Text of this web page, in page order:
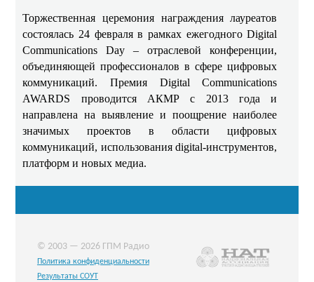
Торжественная церемония награждения лауреатов
состоялась 24 февраля в рамках ежегодного Digital
Communications Day – отраслевой конференции,
объединяющей профессионалов в сфере цифровых
коммуникаций. Премия Digital Communications
AWARDS проводится АКМР с 2013 года и
направлена на выявление и поощрение наиболее
значимых проектов в области цифровых
коммуникаций, использования digital-инструментов,
платформ и новых медиа.
© 2003 — 2026 ГПМ Радио
Политика конфиденциальности
Результаты СОУТ